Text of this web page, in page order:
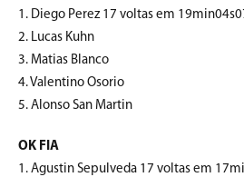
1. Diego Perez 17 voltas em
2. Lucas Kuhn
3. Matias Blanco
4. Valentino Osorio
5. Alonso San Martin
OK FIA
1. Agustin Sepulveda 17 voltas em